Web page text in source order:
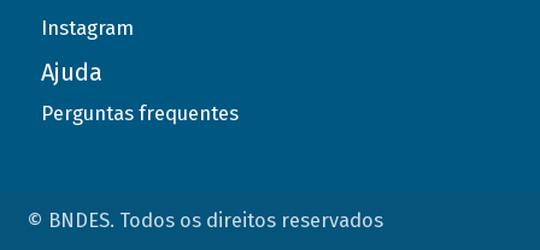
Instagram
Ajuda
Perguntas frequentes
© BNDES. Todos os direitos reservados